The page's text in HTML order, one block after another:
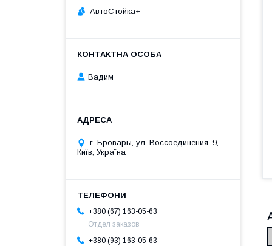
АвтоСтойка+
Вадим
г. Бровары, ул. Воссоединения, 9,
Київ, Україна
+380 (67) 163-05-63
Отдел заказов
+380 (93) 163-05-63